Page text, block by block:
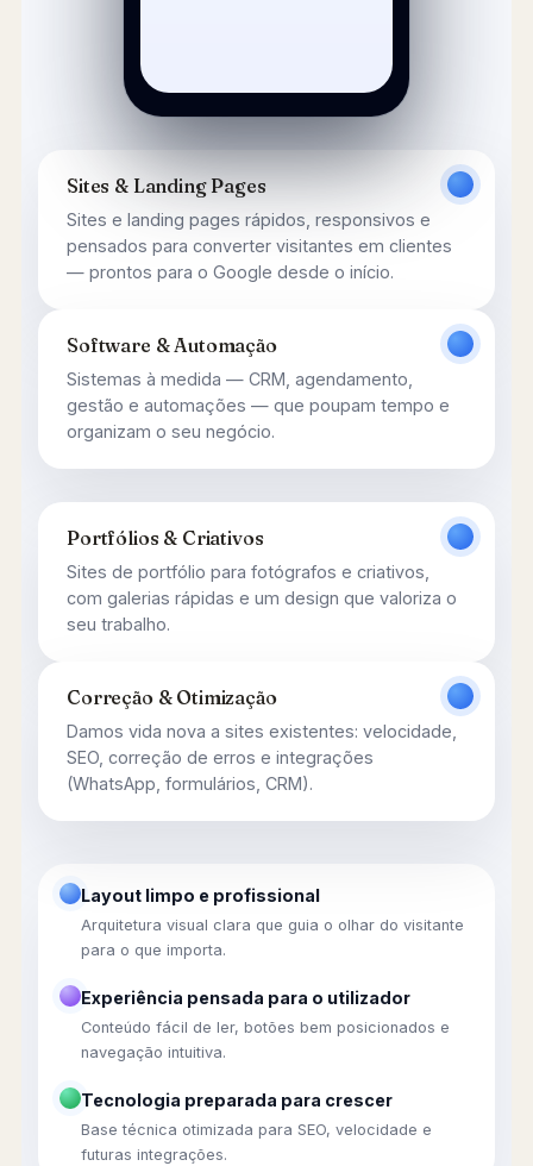
Sites & Landing Pages
Sites e landing pages rápidos, responsivos e
pensados para converter visitantes em clientes
— prontos para o Google desde o início.
Software & Automação
Sistemas à medida — CRM, agendamento,
gestão e automações — que poupam tempo e
organizam o seu negócio.
Portfólios & Criativos
Sites de portfólio para fotógrafos e criativos,
com galerias rápidas e um design que valoriza o
seu trabalho.
Correção & Otimização
Damos vida nova a sites existentes: velocidade,
SEO, correção de erros e integrações
(WhatsApp, formulários, CRM).
Layout limpo e profissional
Arquitetura visual clara que guia o olhar do visitante
para o que importa.
Experiência pensada para o utilizador
Conteúdo fácil de ler, botões bem posicionados e
navegação intuitiva.
Tecnologia preparada para crescer
Base técnica otimizada para SEO, velocidade e
futuras integrações.